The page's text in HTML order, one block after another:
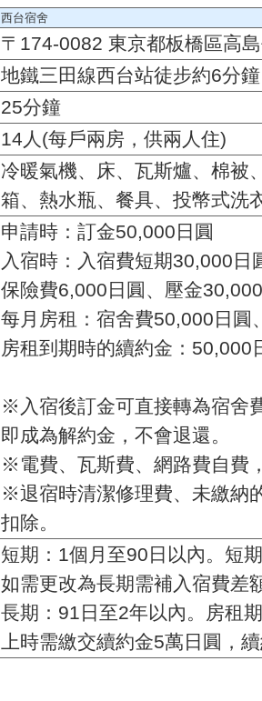
西台宿舍
〒174-0082 東京都板橋區高
地鐵三田線西台站徒步約6分鐘
25分鐘
14人(每戶兩房，供兩人住)
冷暖氣機、床、瓦斯爐、棉被
箱、熱水瓶、餐具、投幣式洗
申請時：訂金50,000日圓
入宿時：入宿費短期30,000
保險費6,000日圓、壓金
每月房租：宿舍費50,000日圓
房租到期時的續約金：50,000
※入宿後訂金可直接轉為宿舍
即成為解約金，不會退還。
※電費、瓦斯費、網路費自費
※退宿時清潔修理費、未繳納
扣除。
短期：1個月至90日以內。短
如需更改為長期需補入宿費差
長期：91日至2年以內。房租
上時需繳交續約金5萬日圓，